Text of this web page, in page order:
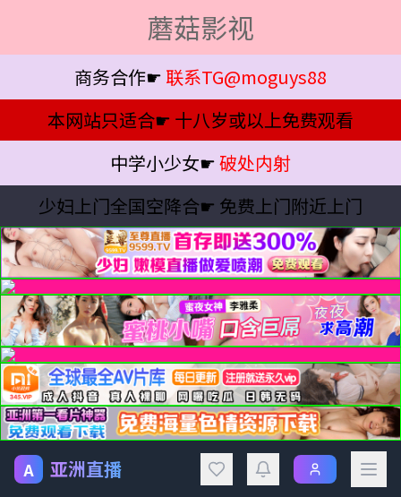
蘑菇影视
商务合作☛ 联系TG@moguys88
本网站只适合☛ 十八岁或以上免费观看
中学小少女☛破处内射
少妇上门全国空降合☛ 免费上门附近上门
A 亚洲直播